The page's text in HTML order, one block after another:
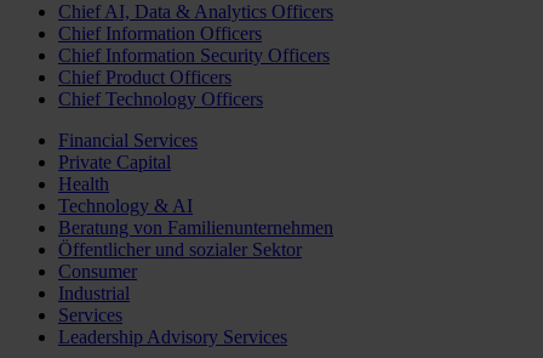
Chief AI, Data & Analytics Officers
Chief Information Officers
Chief Information Security Officers
Chief Product Officers
Chief Technology Officers
Financial Services
Private Capital
Health
Technology & AI
Beratung von Familienunternehmen
Öffentlicher und sozialer Sektor
Consumer
Industrial
Services
Leadership Advisory Services